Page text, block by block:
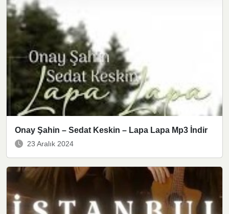
Onay Şahin – Sedat Keskin – Lapa Lapa Mp3 İndir
23 Aralık 2024